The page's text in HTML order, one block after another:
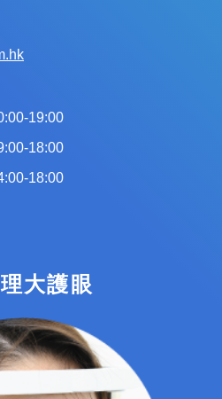
19:00
18:00
18:00
大護眼